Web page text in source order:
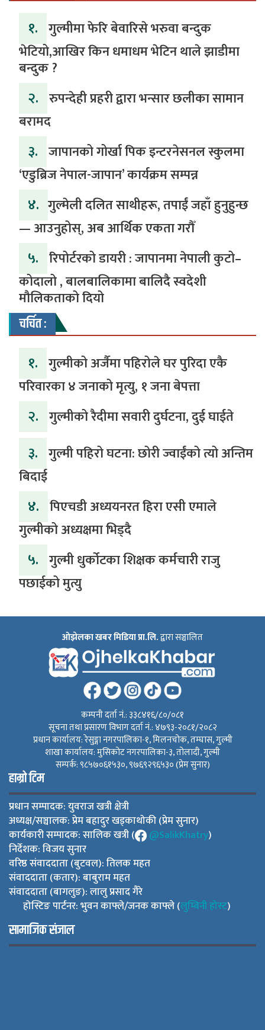
१. गुल्मीमा फेरि बेवारिसे भरुवा बन्दुक
भेटियो,आखिर किन धमाधम भेटिन थाले झाडीमा
बन्दुक ?
२. रुपन्देही प्रहरी द्वारा भन्सार छलीका सामान
बरामद
३. जापानको गोर्खा पिक इन्टरनेसनल स्कुलमा
‘एडुब्रिज नेपाल-जापान’ कार्यक्रम सम्पन्न
४. ​गुल्मेली दलित साथीहरू, तपाईं जहाँ हुनुहुन्छ
— आउनुहोस्, अब आर्थिक एकता गरौँ
५. रिपोर्टरको डायरी : जापानमा नेपाली कुटो–
कोदालो , बालबालिकामा बालिदै स्वदेशी
मौलिकताको दियो
चर्चित :
१. गुल्मीको अर्जैमा पहिरोले घर पुरिदा एकै
परिवारका ४ जनाको मृत्यु, १ जना बेपत्ता
२. गुल्मीको रैदीमा सवारी दुर्घटना, दुई घाईते
३. गुल्मी पहिरो घटना: छोरी ज्वाईंको त्यो अन्तिम
बिदाई
४. पिएचडी अध्ययनरत हिरा एसी एमाले
गुल्मीको अध्यक्षमा भिड्दै
५. गुल्मी धुर्कोटका शिक्षक कर्मचारी राजु
पछाईको मुत्यु
ओझेलका खबर मिडिया प्रा.लि.द्वारा सञ्चालित
कम्पनी दर्ता नं.: ३३८४१६/८०/०८१
सूचना तथा प्रसारण विभाग दर्ता नं.: ४७९३-२०८१/२०८२
प्रधान कार्यालय: रेसुङ्गा नगरपालिका-१, मिलनचोक, तम्घास, गुल्मी
शाखा कार्यालय: मुसिकोट नगरपालिका-३, तोलादी, गुल्मी
सम्पर्क: ९८५७०६१५३०, ९७६९२९६५३० (प्रेम सुनार)
हाम्रो टिम
प्रधान सम्पादक: युवराज खत्री क्षेत्री
अध्यक्ष/सञ्चालक: प्रेम बहादुर खड्काथोकी (प्रेम सुनार)
कार्यकारी सम्पादक: सालिक खत्री (
@SalikKhatry)
निर्देशक: विजय सुनार
वरिष्ठ संवाददाता (बुटवल): तिलक महत
संवाददाता (कतार): बाबुराम महत
संवाददाता (बागलुङ): लालु प्रसाद गैरे
होस्टिङ पार्टनर: भुवन काफ्ले/जनक काफ्ले (लुम्बिनी होस्ट)
सामाजिक संजाल